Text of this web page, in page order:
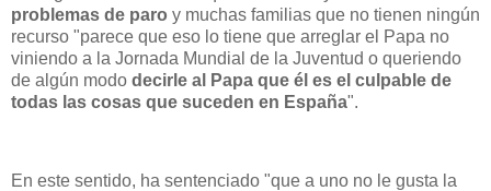
problemas de paro y muchas familias que no tienen ningún
recurso "parece que eso lo tiene que arreglar el Papa no
viniendo a la Jornada Mundial de la Juventud o queriendo
de algún modo decirle al Papa que él es el culpable de
todas las cosas que suceden en España".
En este sentido, ha sentenciado "que a uno no le gusta la